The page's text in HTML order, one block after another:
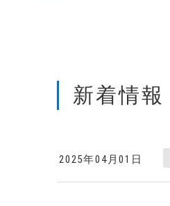
新着情報
2025年04月01日